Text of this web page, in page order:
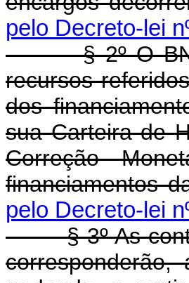
pelo Decreto-lei
§ 2º O BNH
recursos
dos
sua Carteira de
Correção
financiamentos
pelo Decreto-lei
§ 3º As
corresponderão,